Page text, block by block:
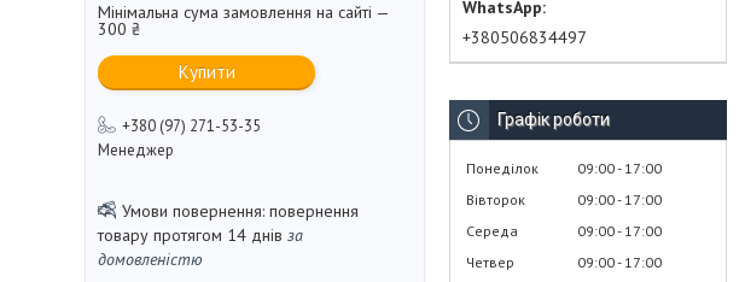
Мінімальна сума замовлення на сайті —
300 ₴
Купити
+380 (97) 271-53-35
Менеджер
повернення
товару протягом 14 днів за
домовленістю
+380506834497
Графік роботи
Понеділок 09:00 17:00
Вівторок
09:00 17:00
Середа
09:00 17:00
Четвер
09:00 17:00